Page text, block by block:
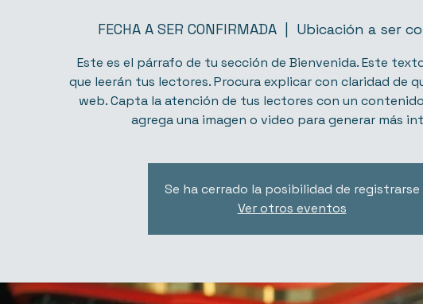
FECHA A SER CONFIRMADA Ubicación a ser
Este es el párrafo de tu sección de Bienvenida. Este
que leerán tus lectores. Procura explicar con claridad de
web. Capta la atención de tus lectores con un
agrega una imagen o video para generar más
Se ha cerrado la posibilidad de registrarse
Ver otros eventos